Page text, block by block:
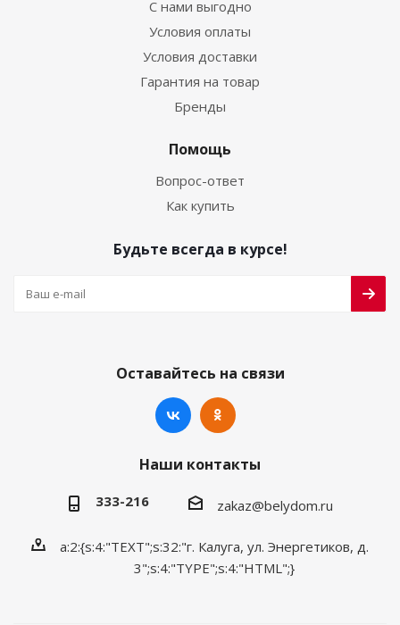
С нами выгодно
Условия оплаты
Условия доставки
Гарантия на товар
Бренды
Помощь
Вопрос-ответ
Как купить
Будьте всегда в курсе!
Оставайтесь на связи
Наши контакты
333-216 zakaz@belydom.ru
a:2:{s:4:"TEXT";s:32:"г. Калуга, ул. Энергетиков, д.
3";s:4:"TYPE";s:4:"HTML";}